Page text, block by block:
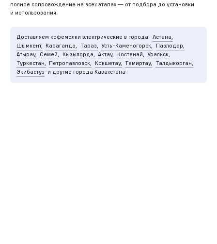
полное сопровождение на всех этапах — от подбора до установки
и использования.
Доставляем кофемолки электрические в города: Астана,
Шымкент, Караганда, Тараз, Усть-Каменогорск,
Павлодар,
Атырау, Семей, Кызылорда, Актау, Костанай, Уральск,
Туркестан, Петропавловск, Кокшетау, Темиртау,
Талдыкорган,
Экибастуз и другие города Казахстана